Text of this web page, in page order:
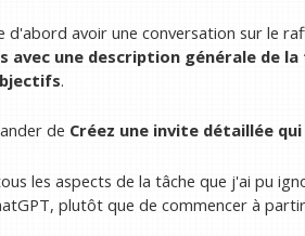
d'abord avoir une conversation sur le
avec une description générale de
.
de Créez une invite détaillée
les aspects de la tâche que j'ai pu
plutôt que de commencer à